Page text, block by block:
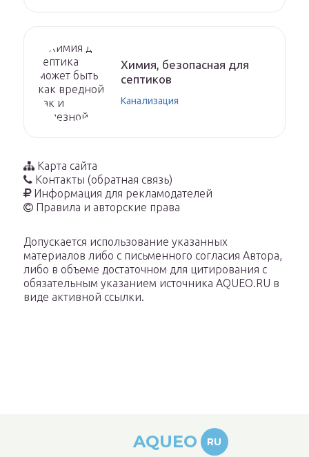
Химия, безопасная для
септиков
Канализация
Карта сайта
Контакты (обратная связь)
Информация для рекламодателей
Правила и авторские права
Допускается использование указанных
материалов либо с письменного согласия Автора,
либо в объеме достаточном для цитирования с
обязательным указанием источника AQUEO.RU в
виде активной ссылки.
AQUEO RU